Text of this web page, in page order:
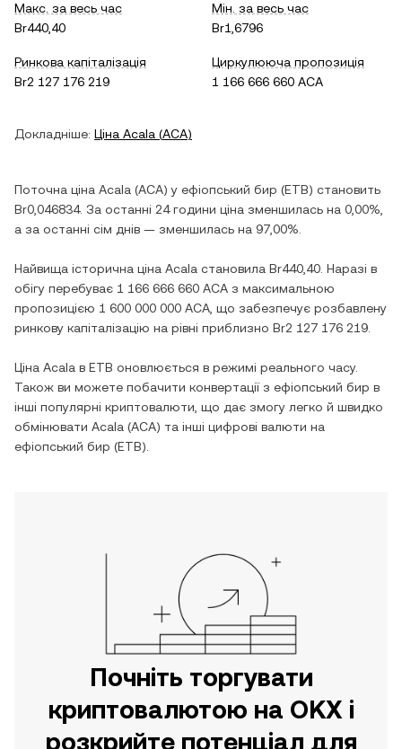
Макс. за весь час
Br440,40
Мін. за весь час
Br1,6796
Ринкова капіталізація
Br2 127 176 219
Циркулююча пропозиція
1 166 666 660 ACA
Докладніше: Ціна Acala (ACA)
Поточна ціна Acala (ACA) у ефіопський бир (ETB) становить
Br0,046834. За останні 24 години ціна зменшилась на 0,00%
а за останні сім днів — зменшилась на 97,00%
Найвища історична ціна Acala становила Br440,40 . Наразі в
обігу перебуває 1 166 666 660 ACA з максимальною
пропозицією 1 600 000 000 ACA , що забезпечує розбавлену
ринкову капіталізацію на рівні приблизно Br2 127 176 219
Ціна Acala в ETB оновлюється в режимі реального часу.
Також ви можете побачити конвертації з ефіопський бир в
інші популярні криптовалюти, що дає змогу легко й швидко
обмінювати Acala (ACA) та інші цифрові валюти на
ефіопський бир (ETB).
Почніть торгувати
криптовалютою на OKX і
розкрийте потенціал для